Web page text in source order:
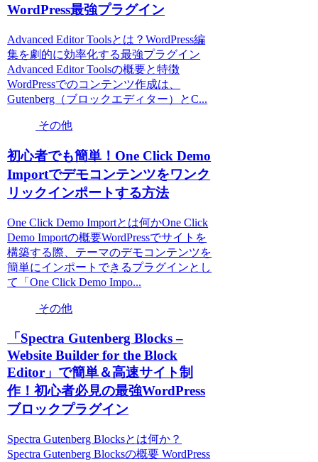
WordPress最強プラグイン
Advanced Editor Toolsとは？WordPress編
集を劇的に効率化する最強プラグイン
Advanced Editor Toolsの概要と特徴
WordPressでのコンテンツ作成は、
Gutenberg（ブロックエディター）とC...
その他
初心者でも簡単！One Click Demo
Importでデモコンテンツをワンク
リックインポートする方法
One Click Demo Importとは何かOne Click
Demo Importの概要WordPressでサイトを
構築する際、テーマのデモコンテンツを
簡単にインポートできるプラグインとし
て「One Click Demo Impo...
その他
「Spectra Gutenberg Blocks –
Website Builder for the Block
Editor」で簡単＆高速サイト制
作！初心者必見の最強WordPress
ブロックプラグイン
Spectra Gutenberg Blocksとは何か？
Spectra Gutenberg Blocksの概要 WordPress